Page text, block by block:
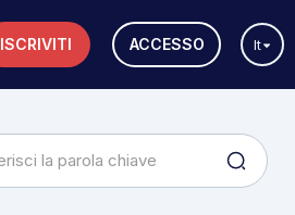
ISCRIVITI ACCESSO It